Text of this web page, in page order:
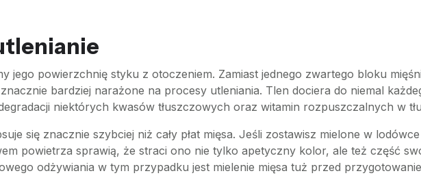
jego powierzchnię styku z otoczeniem. Zamiast jednego zwartego bloku
bardziej narażone na procesy utleniania. Tlen dociera do niemal
niektórych kwasów tłuszczowych oraz witamin rozpuszczalnych w
się znacznie szybciej niż cały płat mięsa. Jeśli zostawisz mielone w
powietrza sprawią, że straci ono nie tylko apetyczny kolor, ale też część
odżywiania w tym przypadku jest mielenie mięsa tuż przed